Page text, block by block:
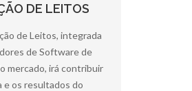
DE LEITOS
de Leitos, integrada
de Software de
mercado, irá contribuir
e os resultados do